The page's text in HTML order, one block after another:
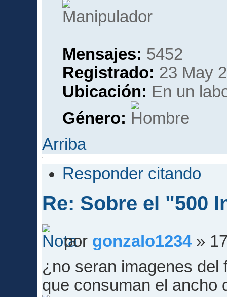
Mensajes: 5452
Registrado: 23 May
Ubicación: En un
Género:
Arriba
Responder citando
Re: Sobre el "500
por gonzalo1234»
¿no seran imagenes del
que consuman el ancho